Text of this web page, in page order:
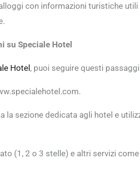
con informazioni turistiche
su Speciale Hotel
Hotel, puoi seguire questi
la sezione dedicata agli hotel e
(1, 2 o 3 stelle) e altri servizi